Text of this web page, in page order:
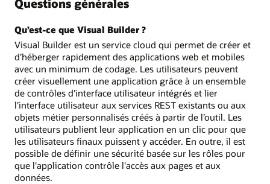
Questions générales
Qu’est-ce que Visual Builder ?
Visual Builder est un service cloud qui permet de créer et
d’héberger rapidement des applications web et mobiles
avec un minimum de codage. Les utilisateurs peuvent
créer visuellement une application grâce à un ensemble
de contrôles d’interface utilisateur intégrés et lier
l’interface utilisateur aux services REST existants ou aux
objets métier personnalisés créés à partir de l’outil. Les
utilisateurs publient leur application en un clic pour que
les utilisateurs finaux puissent y accéder. En outre, il est
possible de définir une sécurité basée sur les rôles pour
que l'application contrôle l'accès aux pages et aux
données.